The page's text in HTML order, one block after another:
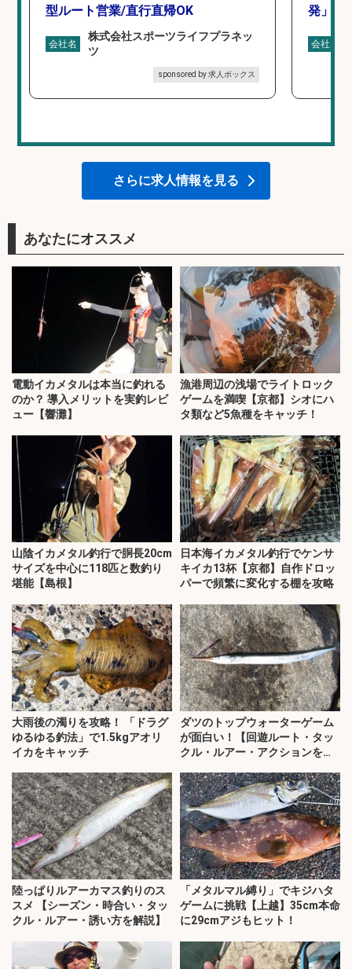
型ルート営業/直行直帰OK
会社名
株式会社スポーツライフプラネッ
ツ
sponsored by 求人ボックス
発」/
会社名
さらに求人情報を見る
あなたにオススメ
電動イカメタルは本当に釣れる
のか？ 導入メリットを実釣レビ
ュー【響灘】
漁港周辺の浅場でライトロック
ゲームを満喫【京都】シオにハ
タ類など5魚種をキャッチ！
山陰イカメタル釣行で胴長20cm
サイズを中心に118匹と数釣り
堪能【島根】
日本海イカメタル釣行でケンサ
キイカ13杯【京都】自作ドロッ
パーで頻繁に変化する棚を攻略
大雨後の濁りを攻略！ 「ドラグ
ゆるゆる釣法」で1.5kgアオリ
イカをキャッチ
ダツのトップウォーターゲーム
が面白い！【回遊ルート・タッ
クル・ルアー・アクションを解
陸っぱりルアーカマス釣りのス
スメ 【シーズン・時合い・タッ
クル・ルアー・誘い方を解説】
「メタルマル縛り」でキジハタ
ゲームに挑戦【上越】35cm本命
に29cmアジもヒット！